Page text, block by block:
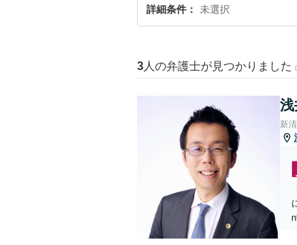
詳細条件 未選択
3 人の弁護士が見つかりました
新